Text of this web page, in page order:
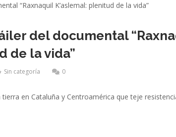
del documental
de la vida”
Sin categoría 0
en Cataluña y Centroamérica que teje